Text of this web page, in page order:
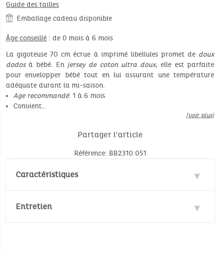
Guide des tailles
Emballage cadeau disponible
Âge conseillé : de 0 mois à 6 mois
La gigoteuse 70 cm écrue à imprimé libellules promet de doux
dodosà bébé. En jersey de coton ultra doux, elle est parfaite
pour envelopper bébé tout en lui assurant une température
adéquate durant la mi-saison.
Age recommandé: 1 à 6 mois
Convient…
[voir plus]
Partager l'article
Référence: BB2310.051
Caractéristiques
Entretien